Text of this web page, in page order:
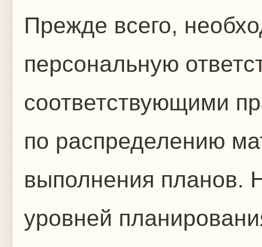
Прежде всего,
персональную
соответствующими
по распределению
выполнения планов.
уровней